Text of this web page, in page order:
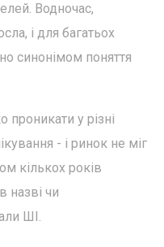
Водночас,
і для багатьох
синонімом поняття
у різні
- і ринок не міг
кількох років
назві чи
ШІ.